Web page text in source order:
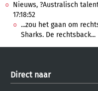
Nieuws, ?Australisch
17:18:52
...zou het gaan om
Sharks. De rechtsback...
Direct naar